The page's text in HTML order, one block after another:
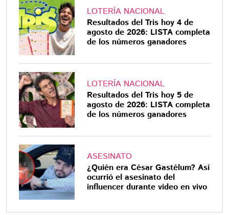
LOTERÍA NACIONAL
Resultados del Tris hoy 4 de
agosto de 2026: LISTA completa
de los números ganadores
LOTERÍA NACIONAL
Resultados del Tris hoy 5 de
agosto de 2026: LISTA completa
de los números ganadores
ASESINATO
¿Quién era César Gastélum? Así
ocurrió el asesinato del
influencer durante video en vivo